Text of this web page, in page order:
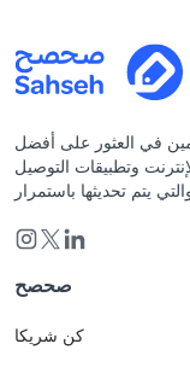
في العثور على أفضل
وتطبيقات التوصيل
صحصح
كن شريكا